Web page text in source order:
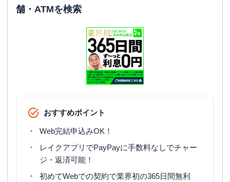
舗・ATMを検索
おすすめポイント
Web完結申込みOK！
レイクアプリでPayPayに手数料なしでチャー
ジ・返済可能！
初めてWebでの契約で業界初の365日間無利